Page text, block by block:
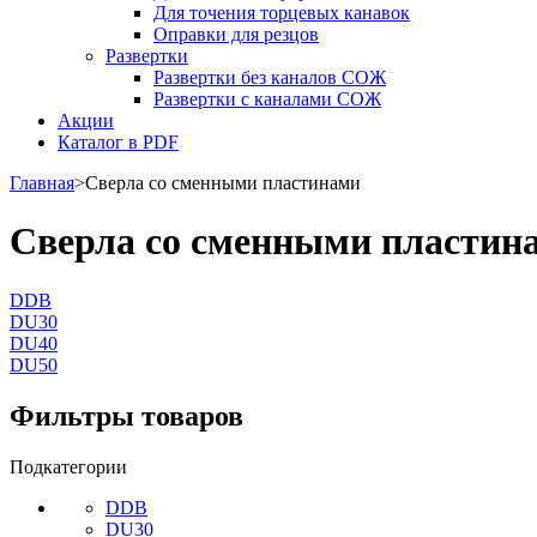
Для точения торцевых канавок
Оправки для резцов
Развертки
Развертки без каналов СОЖ
Развертки с каналами СОЖ
Акции
Каталог в PDF
Главная>Сверла со сменными пластинами
Сверла со сменными
DDB
DU30
DU40
DU50
Фильтры товаров
Подкатегории
DDB
DU30